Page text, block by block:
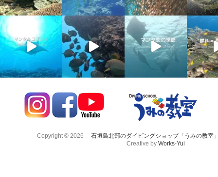
Copyright © 2026
石垣島北部のダイビングショップ「うみの教室
Creative by Works-Yui